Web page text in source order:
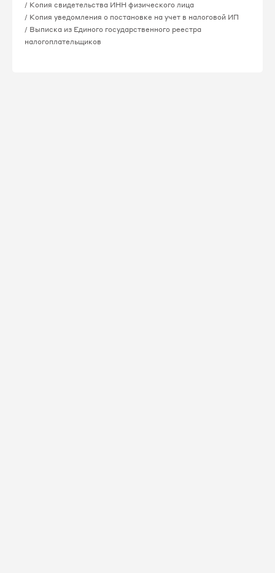
/ Копия свидетельства ИНН физического лица
/ Копия уведомления о постановке на учет в налоговой ИП
/ Выписка из Единого государственного реестра
налогоплательщиков